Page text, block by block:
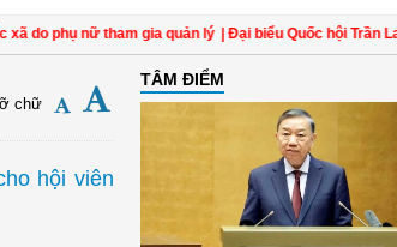
phụ nữ tham gia quản lý | Đại biểu Quốc hội Trần Lan
chữ
hội viên
TÂM ĐIỂM